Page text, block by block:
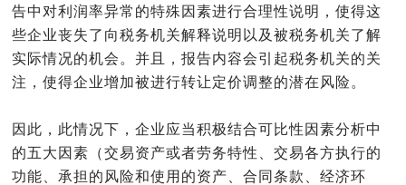
告中对利润率异常的特殊因素进行合理性说明，使得这
些企业丧失了向税务机关解释说明以及被税务机关了解
实际情况的机会。并且，报告内容会引起税务机关的关
注，使得企业增加被进行转让定价调整的潜在风险。
因此，此情况下，企业应当积极结合可比性因素分析中
的五大因素（交易资产或者劳务特性、交易各方执行的
功能、承担的风险和使用的资产、合同条款、经济环